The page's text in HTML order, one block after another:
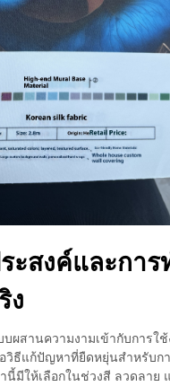
ะสงค์และการ
ง
ผสานความงามเข้ากับการใ
วิธีแก้ปัญหาที่ยืดหยุ่นสำหรับก
นี้มีให้เลือกในช่วงสี ลวดลาย